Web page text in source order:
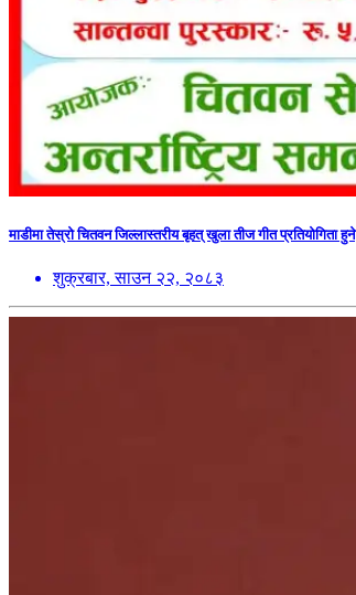
माडीमा तेस्रो चितवन जिल्लास्तरीय बृहत् खुला तीज गीत प्रतियोगिता हुने
शुक्रबार, साउन २२, २०८३